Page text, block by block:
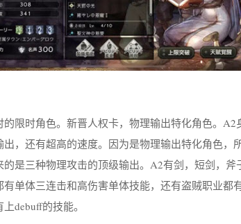
限时角色。新晋人权卡，物理输出特化角色。A2
出，还有超高的速度。因为是物理输出特化角色，
的是三种物理攻击的顶级输出。A2有剑，短剑，斧
单体三连击和高伤害单体技能，还有盗贼职业都
debuff的技能。